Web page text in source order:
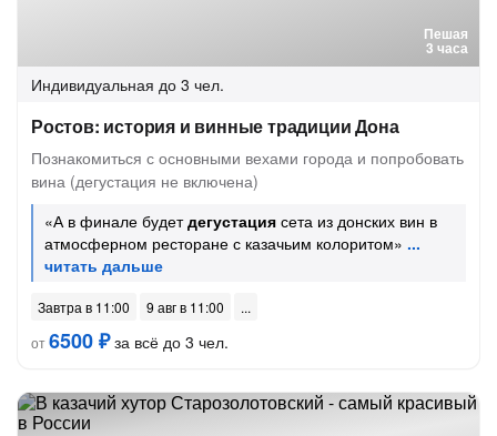
Пешая
3 часа
Индивидуальная до 3 чел.
Ростов: история и винные традиции Дона
Познакомиться с основными вехами города и попробовать
вина (дегустация не включена)
«А в финале будетдегустация сета из донских вин в
атмосферном ресторане с казачьим колоритом»
Завтра в 11:00
9 авг в 11:00
от6500 ₽за всё до 3 чел.